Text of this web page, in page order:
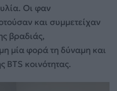
Οι φαν
και συμμετείχαν
βραδιάς,
μία φορά τη δύναμη και
BTS κοινότητας.